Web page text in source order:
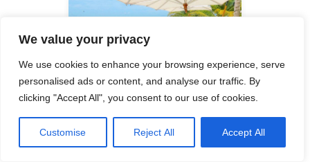
We value your privacy
We use cookies to enhance your browsing experience, serve
personalised ads or content, and analyse our traffic. By
clicking "Accept All", you consent to our use of cookies.
Customise Reject All Accept All
Velassaru 2026
desde